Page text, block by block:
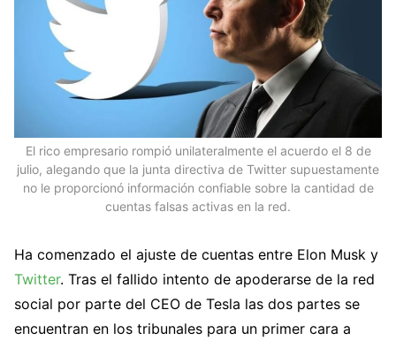
El rico empresario rompió unilateralmente el acuerdo el 8 de
julio, alegando que la junta directiva de Twitter supuestamente
no le proporcionó información confiable sobre la cantidad de
cuentas falsas activas en la red.
Ha comenzado el ajuste de cuentas entre Elon Musk y
Twitter. Tras el fallido intento de apoderarse de la red
social por parte del CEO de Tesla las dos partes se
encuentran en los tribunales para un primer cara a